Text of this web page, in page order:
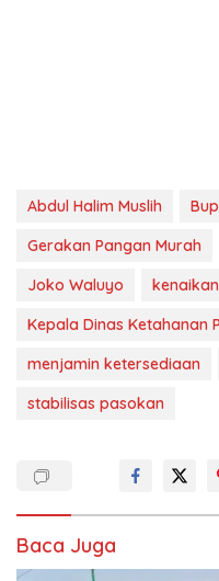
Abdul Halim Muslih
Gerakan Pangan Murah
Joko Waluyo
Kepala Dinas Ketahanan
menjamin ketersediaan
stabilisas pasokan
Baca Juga